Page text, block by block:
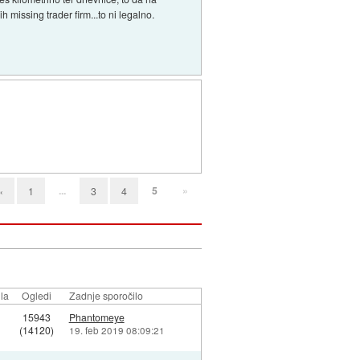
missing trader firm...to ni legalno.
1 ... 3 4 5 »
Ogledi Zadnje sporočilo
15943
(14120)
Phantomeye
19. feb 2019 08:09:21